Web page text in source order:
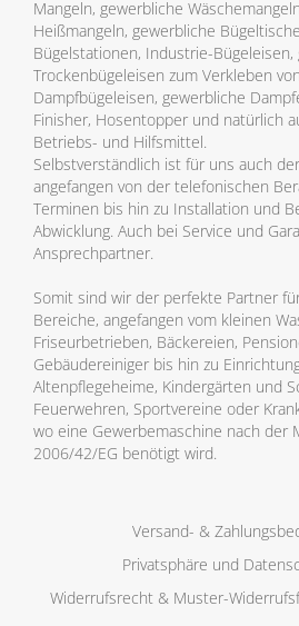
Mangeln, gewerbliche
Heißmangeln, gewerbliche
Bügelstationen, Industrie-Bügeleisen,
Trockenbügeleisen zum Verkleben
Dampfbügeleisen, gewerbliche
Finisher, Hosentopper und natürlich
Betriebs- und Hilfsmittel.
Selbstverständlich ist für uns auch
angefangen von der telefonischen
Terminen bis hin zu Installation und
Abwicklung. Auch bei Service und
Ansprechpartner.
Somit sind wir der perfekte Partner
Bereiche, angefangen vom kleinen
Friseurbetrieben, Bäckereien,
Gebäudereiniger bis hin zu
Altenpflegeheime, Kindergärten und
Feuerwehren, Sportvereine oder
wo eine Gewerbemaschine nach der
2006/42/EG benötigt wird.
Versand- &
Privatsphäre und
Widerrufsrecht & Muster-